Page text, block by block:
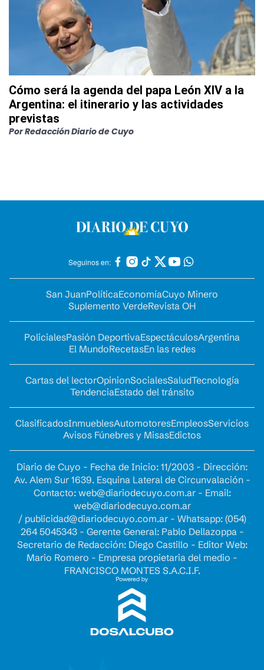
Cómo será la agenda del papa León XIV a la
Argentina: el itinerario y las actividades
previstas
PorRedacción Diario de Cuyo
Seguinos en:
San JuanPolíticaEconomíaCuyo Minero
Suplemento VerdeRevista OH
PolicialesPasión DeportivaEspectáculosArgentina
El MundoRecetasEn las redes
Cartas del lectorOpinionSocialesSaludTecnología
TendenciaEstado del tránsito
ClasificadosInmueblesAutomotoresEmpleosServicios
Avisos Fúnebres y MisasEdictos
Diario de Cuyo - Fecha de Inicio: 11/2003 - Dirección:
Av. Alem Sur 1639. Esquina Lateral de Circunvalación -
Contacto: web@diariodecuyo.com.ar- Email:
web@diariodecuyo.com.ar
/ publicidad@diariodecuyo.com.ar- Whatsapp: (054)
264 5045343 - Gerente General: Pablo Dellazoppa -
Secretario de Redacción: Diego Castillo - Editor Web:
Mario Romero - Empresa propietaria del medio -
FRANCISCO MONTES S.A.C.I.F.